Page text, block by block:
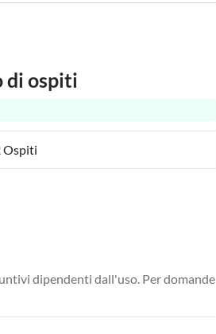
di ospiti
dipendenti dall'uso. Per domande